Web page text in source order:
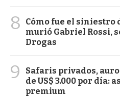
8
Cómo fue el siniestro
murió Gabriel Rossi,
Drogas
9
Safaris privados,
de US$ 3.000 por día:
premium